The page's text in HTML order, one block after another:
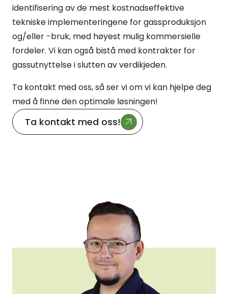
identifisering av de mest kostnadseffektive
tekniske implementeringene for gassproduksjon
og/eller -bruk, med høyest mulig kommersielle
fordeler. Vi kan også bistå med kontrakter for
gassutnyttelse i slutten av verdikjeden.
Ta kontakt med oss, så ser vi om vi kan hjelpe deg
med å finne den optimale løsningen!
Ta kontakt med oss!